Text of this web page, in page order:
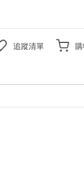
追蹤清單